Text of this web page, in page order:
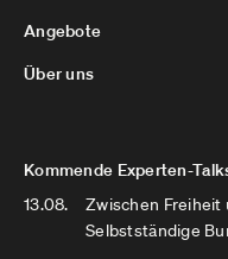
Angebote
Über uns
Kommende Experten-
13.08.
Zwischen Freiheit
Selbstständige